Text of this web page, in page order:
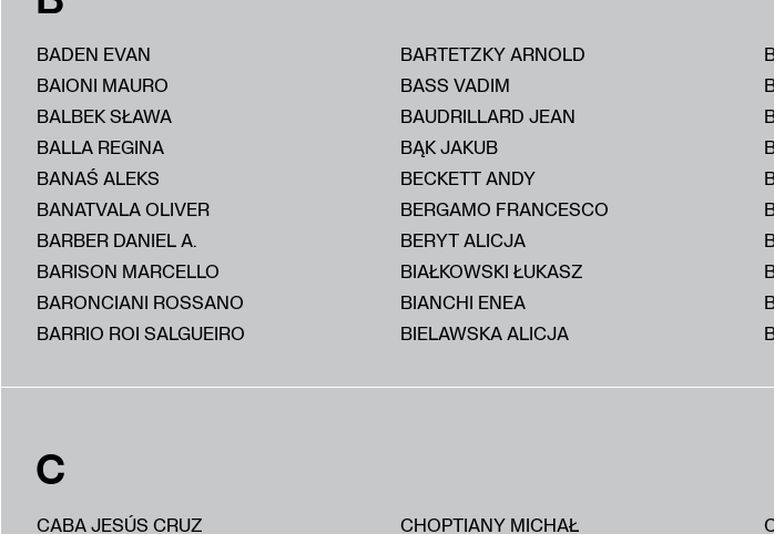
BADEN EVAN
BAIONI MAURO
BALBEK SŁAWA
BALLA REGINA
BANAŚ ALEKS
BANATVALA OLIVER
BARBER DANIEL A.
BARISON MARCELLO
BARONCIANI ROSSANO
BARRIO ROI SALGUEIRO
BARTETZKY ARNOLD
BASS VADIM
BAUDRILLARD JEAN
BĄK JAKUB
BECKETT ANDY
BERGAMO FRANCESCO
BERYT ALICJA
BIAŁKOWSKI ŁUKASZ
BIANCHI ENEA
BIELAWSKA ALICJA
C
CABA JESÚS CRUZ
CHOPTIANY MICHAŁ